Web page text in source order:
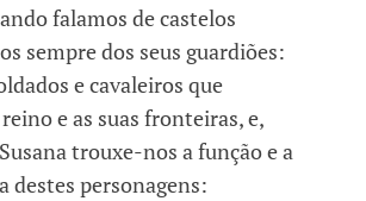
falamos de castelos
sempre dos seus guardiões:
e cavaleiros que
e as suas fronteiras, e,
trouxe-nos a função e a
destes personagens: